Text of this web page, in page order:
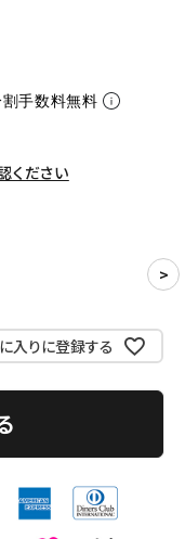
割手数料無料
ください
入りに登録する